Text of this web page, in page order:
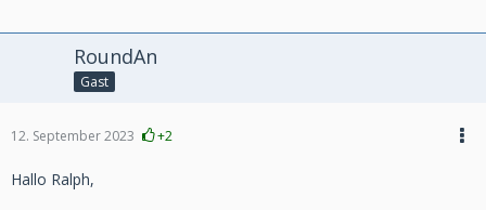
RoundAn
Gast
12. September 2023 +2
Hallo Ralph,